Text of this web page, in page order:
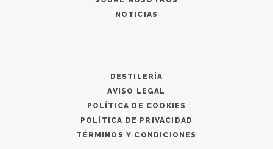
NOTICIAS
DESTILERÍA
AVISO LEGAL
POLÍTICA DE COOKIES
POLÍTICA DE PRIVACIDAD
TÉRMINOS Y CONDICIONES